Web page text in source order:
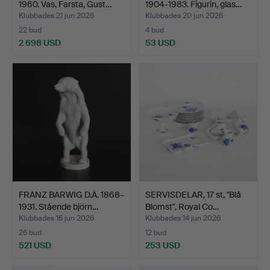
1960. Vas, Farsta, Gust…
Klubbades 21 jun 2026
22 bud
2 698 USD
1904-1983. Figurin, glas…
Klubbades 20 jun 2026
4 bud
53 USD
FRANZ BARWIG D.Ä. 1868–
1931. Stående björn…
Klubbades 16 jun 2026
26 bud
521 USD
SERVISDELAR, 17 st, "Blå
Blomst", Royal Co…
Klubbades 14 jun 2026
12 bud
253 USD